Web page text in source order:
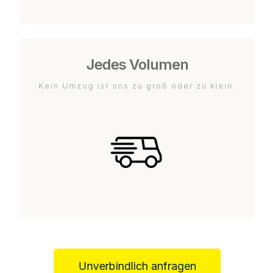
Jedes Volumen
Kein Umzug ist uns zu groß oder zu klein.
Unverbindlich anfragen